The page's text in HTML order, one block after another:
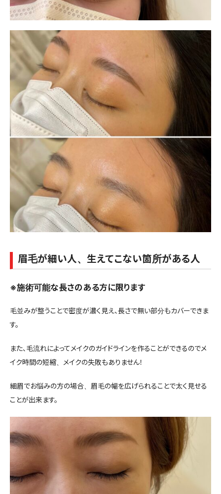
眉毛が細い人、生えてこない箇所がある人
※施術可能な長さのある方に限ります
毛並みが整うことで密度が濃く見え、長さで無い部分もカバーできま
す。
また、毛流れによってメイクのガイドラインを作ることができるのでメ
イク時間の短縮、メイクの失敗もありません！
細眉でお悩みの方の場合、眉毛の幅を広げられることで太く見せる
ことが出来ます。